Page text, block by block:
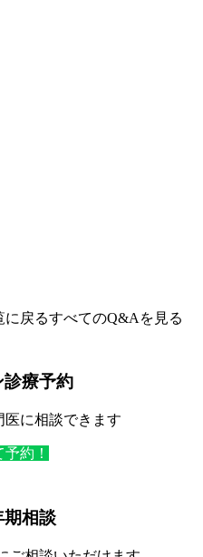
に戻るすべてのQ&Aを見る
診療予約
医に相談できます
約！
期相談